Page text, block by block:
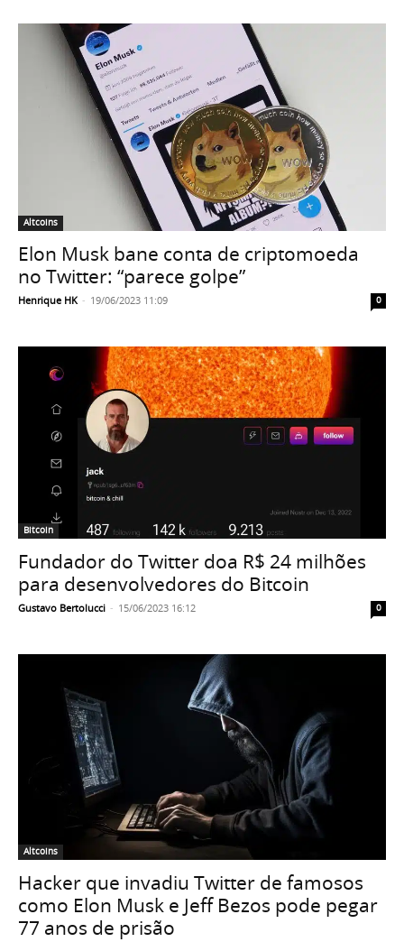
Altcoins
Elon Musk bane conta de criptomoeda
no Twitter: “parece golpe”
Henrique HK - 19/06/2023 11:09 0
Bitcoin
Fundador do Twitter doa R$ 24 milhões
para desenvolvedores do Bitcoin
Gustavo Bertolucci - 15/06/2023 16:12 0
Altcoins
Hacker que invadiu Twitter de famosos
como Elon Musk e Jeff Bezos pode pegar
77 anos de prisão